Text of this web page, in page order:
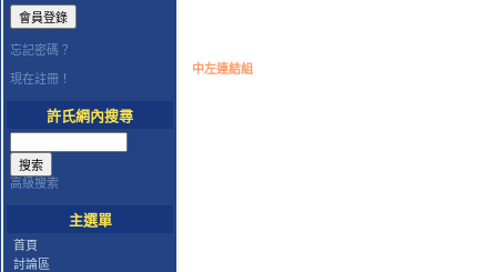
忘記密碼？
現在註冊！
許氏網內搜尋
高級搜索
主選單
首頁
討論區
中左連結組